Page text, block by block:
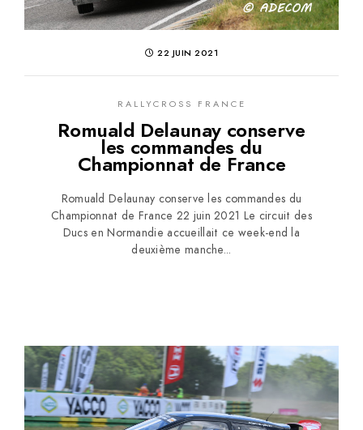
22 JUIN 2021
RALLYCROSS FRANCE
Romuald Delaunay conserve
les commandes du
Championnat de France
Romuald Delaunay conserve les commandes du
Championnat de France 22 juin 2021 Le circuit des
Ducs en Normandie accueillait ce week-end la
deuxième manche...